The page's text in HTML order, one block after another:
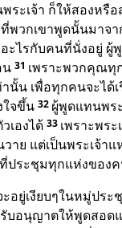
ระเจ้า ก็ให้สองหรื
พวกเขาพูดนั้นมาจา
อะไรกับคนที่นั่งอยู่
น 31 เพราะพวกคุณ
นั้น เพื่อทุกคนจะได้
ใจขึ้น 32 ผู้พูดแทนพร
องได้ 33 เพราะพระ
าย แต่เป็นพระเจ้า
ประชุมทุกแห่งของค
อยู่เงียบๆในหมู่ประ
รับอนุญาตให้พูดสอ